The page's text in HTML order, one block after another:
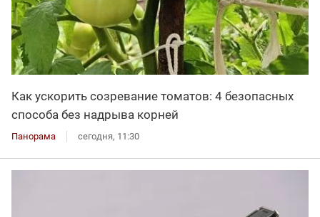
Как ускорить созревание томатов: 4 безопасных
способа без надрыва корней
Панорама сегодня, 11:30